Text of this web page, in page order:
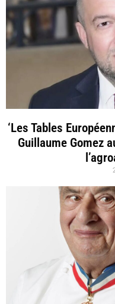
‘Les Tables
Guillaume Gomez